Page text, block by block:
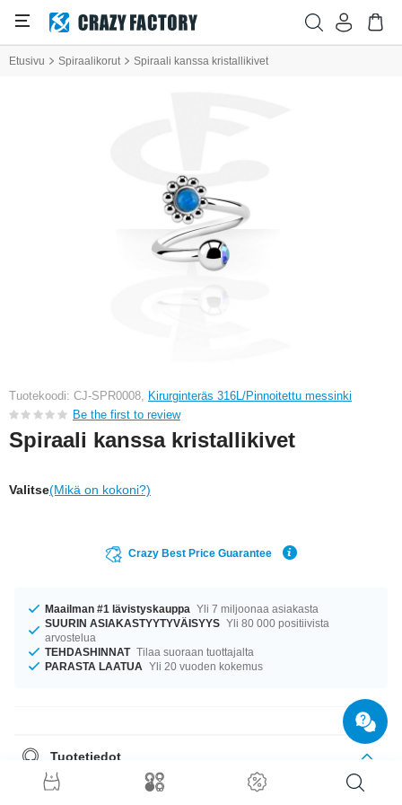
Etusivu Spiraalikorut Spiraali kanssa kristallikivet
Tuotekoodi: CJ-SPR0008, Kirurginteräs 316L/Pinnoitettu messinki
Be the first to review
Spiraali kanssa kristallikivet
Valitse(Mikä on kokoni?)
Crazy Best Price Guarantee
Maailman #1 lävistyskauppa Yli 7 miljoonaa asiakasta
SUURIN ASIAKASTYYTYVÄISYYS Yli 80 000 positiivista
arvostelua
TEHDASHINNAT Tilaa suoraan tuottajalta
PARASTA LAATUA Yli 20 vuoden kokemus
Tuotetiedot
Meillä on kokoja 1.2 mm ja 1.6 mm – kumpi sopii paremmin? Täydellinen
kumppani eri tilanteisiin... Saatavilla halkaisijoilla 6 mm–12 mm. Kiven